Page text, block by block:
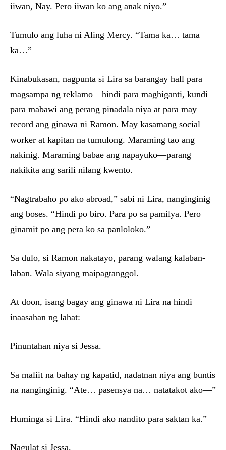
iiwan, Nay. Pero iiwan ko ang anak niyo.”
Tumulo ang luha ni Aling Mercy. “Tama ka… tama
ka…”
Kinabukasan, nagpunta si Lira sa barangay hall para
magsampa ng reklamo—hindi para maghiganti, kundi
para mabawi ang perang pinadala niya at para may
record ang ginawa ni Ramon. May kasamang social
worker at kapitan na tumulong. Maraming tao ang
nakinig. Maraming babae ang napayuko—parang
nakikita ang sarili nilang kwento.
“Nagtrabaho po ako abroad,” sabi ni Lira, nanginginig
ang boses. “Hindi po biro. Para po sa pamilya. Pero
ginamit po ang pera ko sa panloloko.”
Sa dulo, si Ramon nakatayo, parang walang kalaban-
laban. Wala siyang maipagtanggol.
At doon, isang bagay ang ginawa ni Lira na hindi
inaasahan ng lahat:
Pinuntahan niya si Jessa.
Sa maliit na bahay ng kapatid, nadatnan niya ang buntis
na nanginginig. “Ate… pasensya na… natatakot ako—”
Huminga si Lira. “Hindi ako nandito para saktan ka.”
Nagulat si Jessa.